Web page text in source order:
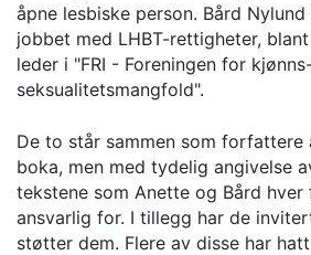
åpne lesbiske person. Bård
jobbet med LHBT-rettigheter,
leder i "FRI - Foreningen for
seksualitetsmangfold".
De to står sammen som forfattere
boka, men med tydelig angivelse
tekstene som Anette og Bård hver
ansvarlig for. I tillegg har de
støtter dem. Flere av disse har